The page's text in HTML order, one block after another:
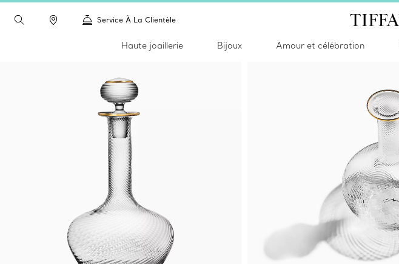
Service À La Clientèle
Haute joaillerie Bijoux Amour et célébration